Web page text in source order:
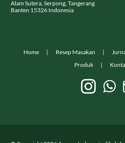
Alam Sutera, Serpong, Tangerang
Banten 15326 Indonesia
Home Resep Masakan
Produk